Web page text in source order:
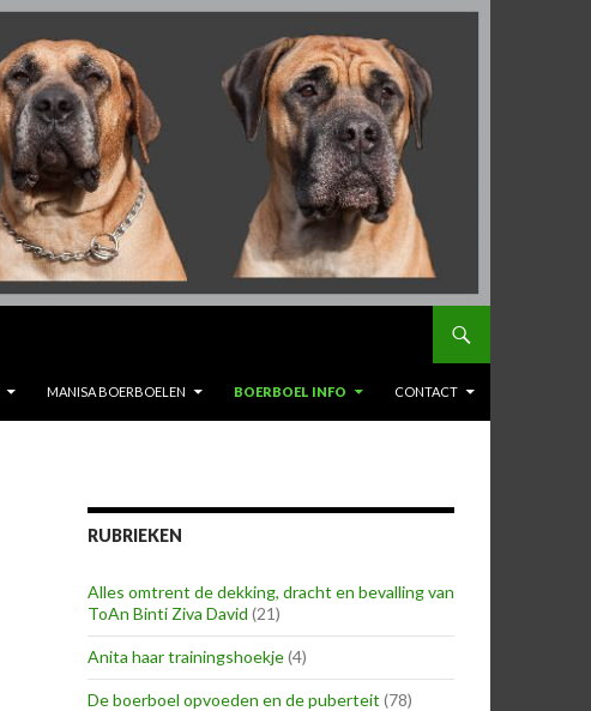
MANISA BOERBOELEN BOERBOEL INFO CONTACT
RUBRIEKEN
Alles omtrent de dekking, dracht en bevalling van
ToAn Binti Ziva David (21)
Anita haar trainingshoekje(4)
De boerboel opvoeden en de puberteit (78)